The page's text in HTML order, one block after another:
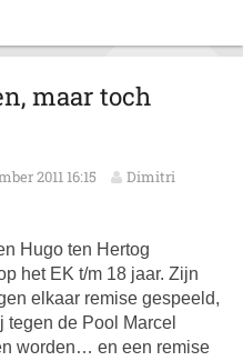
maar toch
2011 16:15
Dimitri
Hugo ten Hertog
het EK t/m 18 jaar. Zijn
elkaar remise gespeeld,
de Pool Marcel
worden… en een remise